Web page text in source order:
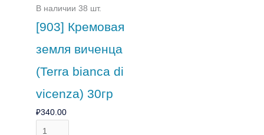
В наличии 38 шт.
[903] Кремовая
земля виченца
(Terra bianca di
vicenza) 30гр
₽340.00